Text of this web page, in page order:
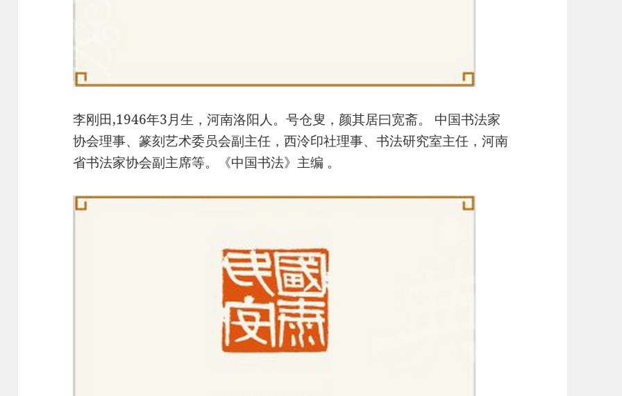
李刚田,1946年3月生，河南洛阳人。号仓叟，颜其居曰宽斋。 中国书法家
协会理事、篆刻艺术委员会副主任，西泠印社理事、书法研究室主任，河南
省书法家协会副主席等。《中国书法》主编 。